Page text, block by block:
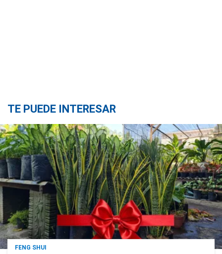
TE PUEDE INTERESAR
FENG SHUI